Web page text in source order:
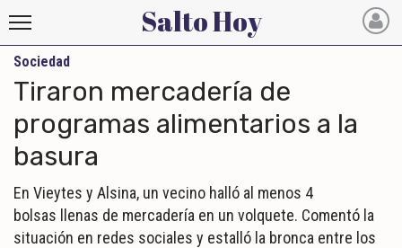
Salto
Hoy
INICIO
NOTICIAS RECIENTES
ECONOMÍA
Salto Hoy
Sociedad
Tiraron mercadería de
programas alimentarios a la
basura
En Vieytes y Alsina, un vecino halló al menos 4
bolsas llenas de mercadería en un volquete. Comentó la
situación en redes sociales y estalló la bronca entre los